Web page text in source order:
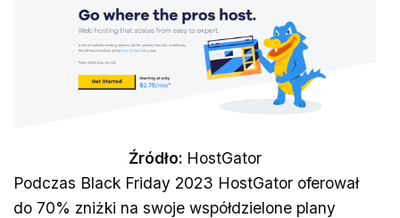
Źródło: HostGator
Podczas Black Friday 2023 HostGator oferował
do 70% zniżki na swoje współdzielone plany